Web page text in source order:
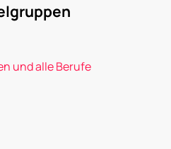
und alle Berufe